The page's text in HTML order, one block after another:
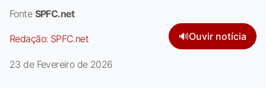
Fonte SPFC.net
Redação: SPFC.net 🔊Ouvir notícia
23 de Fevereiro de 2026